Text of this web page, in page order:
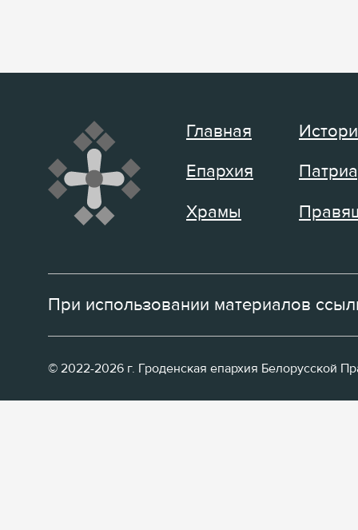
Главная
Епархия
Храмы
При использовании материалов
© 2022-2026 г. Гроденская епархия Белорусской